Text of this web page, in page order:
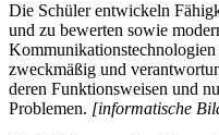
Die Schüler entwickeln
und zu bewerten sowie
Kommunikationstechnologien
zweckmäßig und
deren Funktionsweisen und
Problemen. [informatische